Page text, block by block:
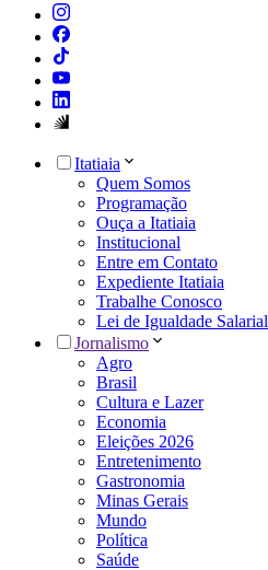
Itatiaia
Quem Somos
Programação
Ouça a Itatiaia
Institucional
Entre em Contato
Expediente Itatiaia
Trabalhe Conosco
Lei de Igualdade Salarial
Jornalismo
Agro
Brasil
Cultura e Lazer
Economia
Eleições 2026
Entretenimento
Gastronomia
Minas Gerais
Mundo
Política
Saúde